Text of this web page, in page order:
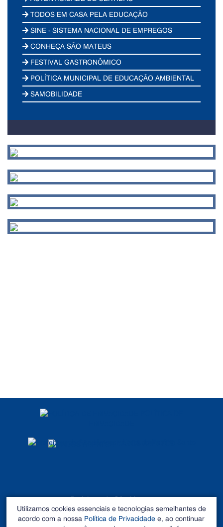
TODOS EM CASA PELA EDUCAÇÃO
SINE - SISTEMA NACIONAL DE EMPREGOS
CONHEÇA SÃO MATEUS
FESTIVAL GASTRONÔMICO
POLÍTICA MUNICIPAL DE EDUCAÇÃO AMBIENTAL
SAMOBILIDADE
Prefeitura de São Mateus
©2026 - Todos os direitos reservados
Endereço: Rua Alberto Sartório, Nº 404, Carapina - São
Utilizamos cookies essenciais e tecnologias semelhantes de
acordo com a nossa Política de Privacidade e, ao continuar